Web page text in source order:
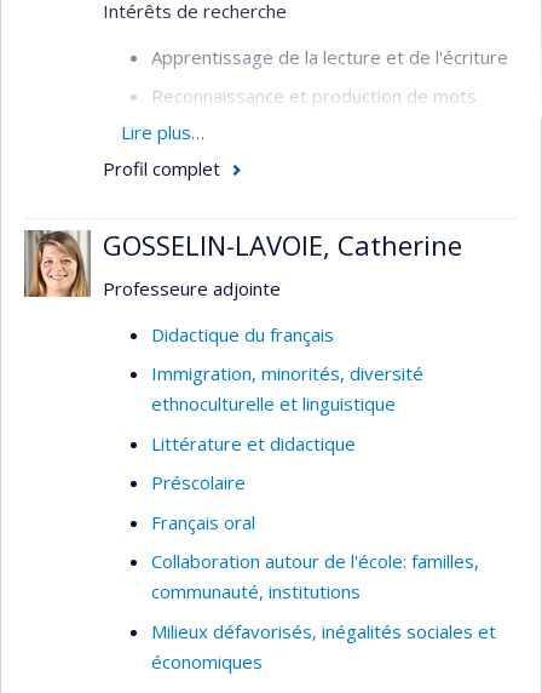
Intérêts de recherche
Apprentissage de la lecture et de l'écriture
Reconnaissance et production de mots
écrits
Difficultés d'apprentissage de la lecture et
Didactique de la lecture et de l'écriture
Lire plus…
Profil complet
GOSSELIN-LAVOIE, Catherine
Professeure adjointe
Didactique du français
Immigration, minorités, diversité
ethnoculturelle et linguistique
Littérature et didactique
Préscolaire
Français oral
Collaboration autour de l'école: familles,
communauté, institutions
Milieux défavorisés, inégalités sociales et
économiques